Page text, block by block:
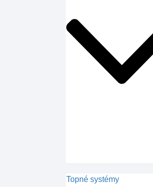
Topné systémy